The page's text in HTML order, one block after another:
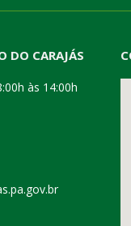
DO CARAJÁS
às 14:00h